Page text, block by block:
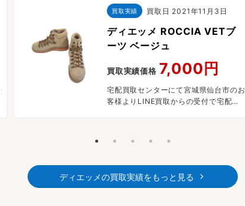
買取実績 買取日 2021年11月3日
ディエッメ ROCCIA VETブ
ーツ ベージュ
買取実績価格 7,000円
宅配買取センターにて宮城県仙台市のお
客様よりLINE買取からの受付で宅配買
ディエッメの買取実績をもっと見る